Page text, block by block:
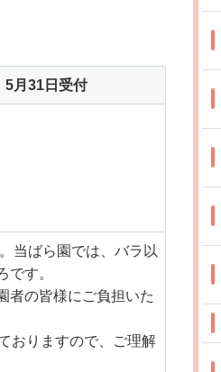
5月31日受付
当ばら園では、バラ以
す。
者の皆様にご負担いた
おりますので、ご理解